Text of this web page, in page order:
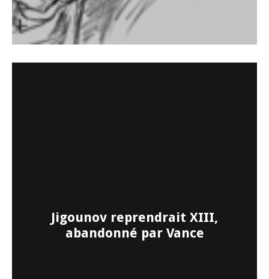
Jigounov reprendrait XIII,
abandonné par Vance